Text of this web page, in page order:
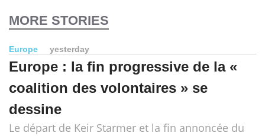
MORE STORIES
Europe yesterday
Europe : la fin progressive de la «
coalition des volontaires » se
dessine
Le départ de Keir Starmer et la fin annoncée du